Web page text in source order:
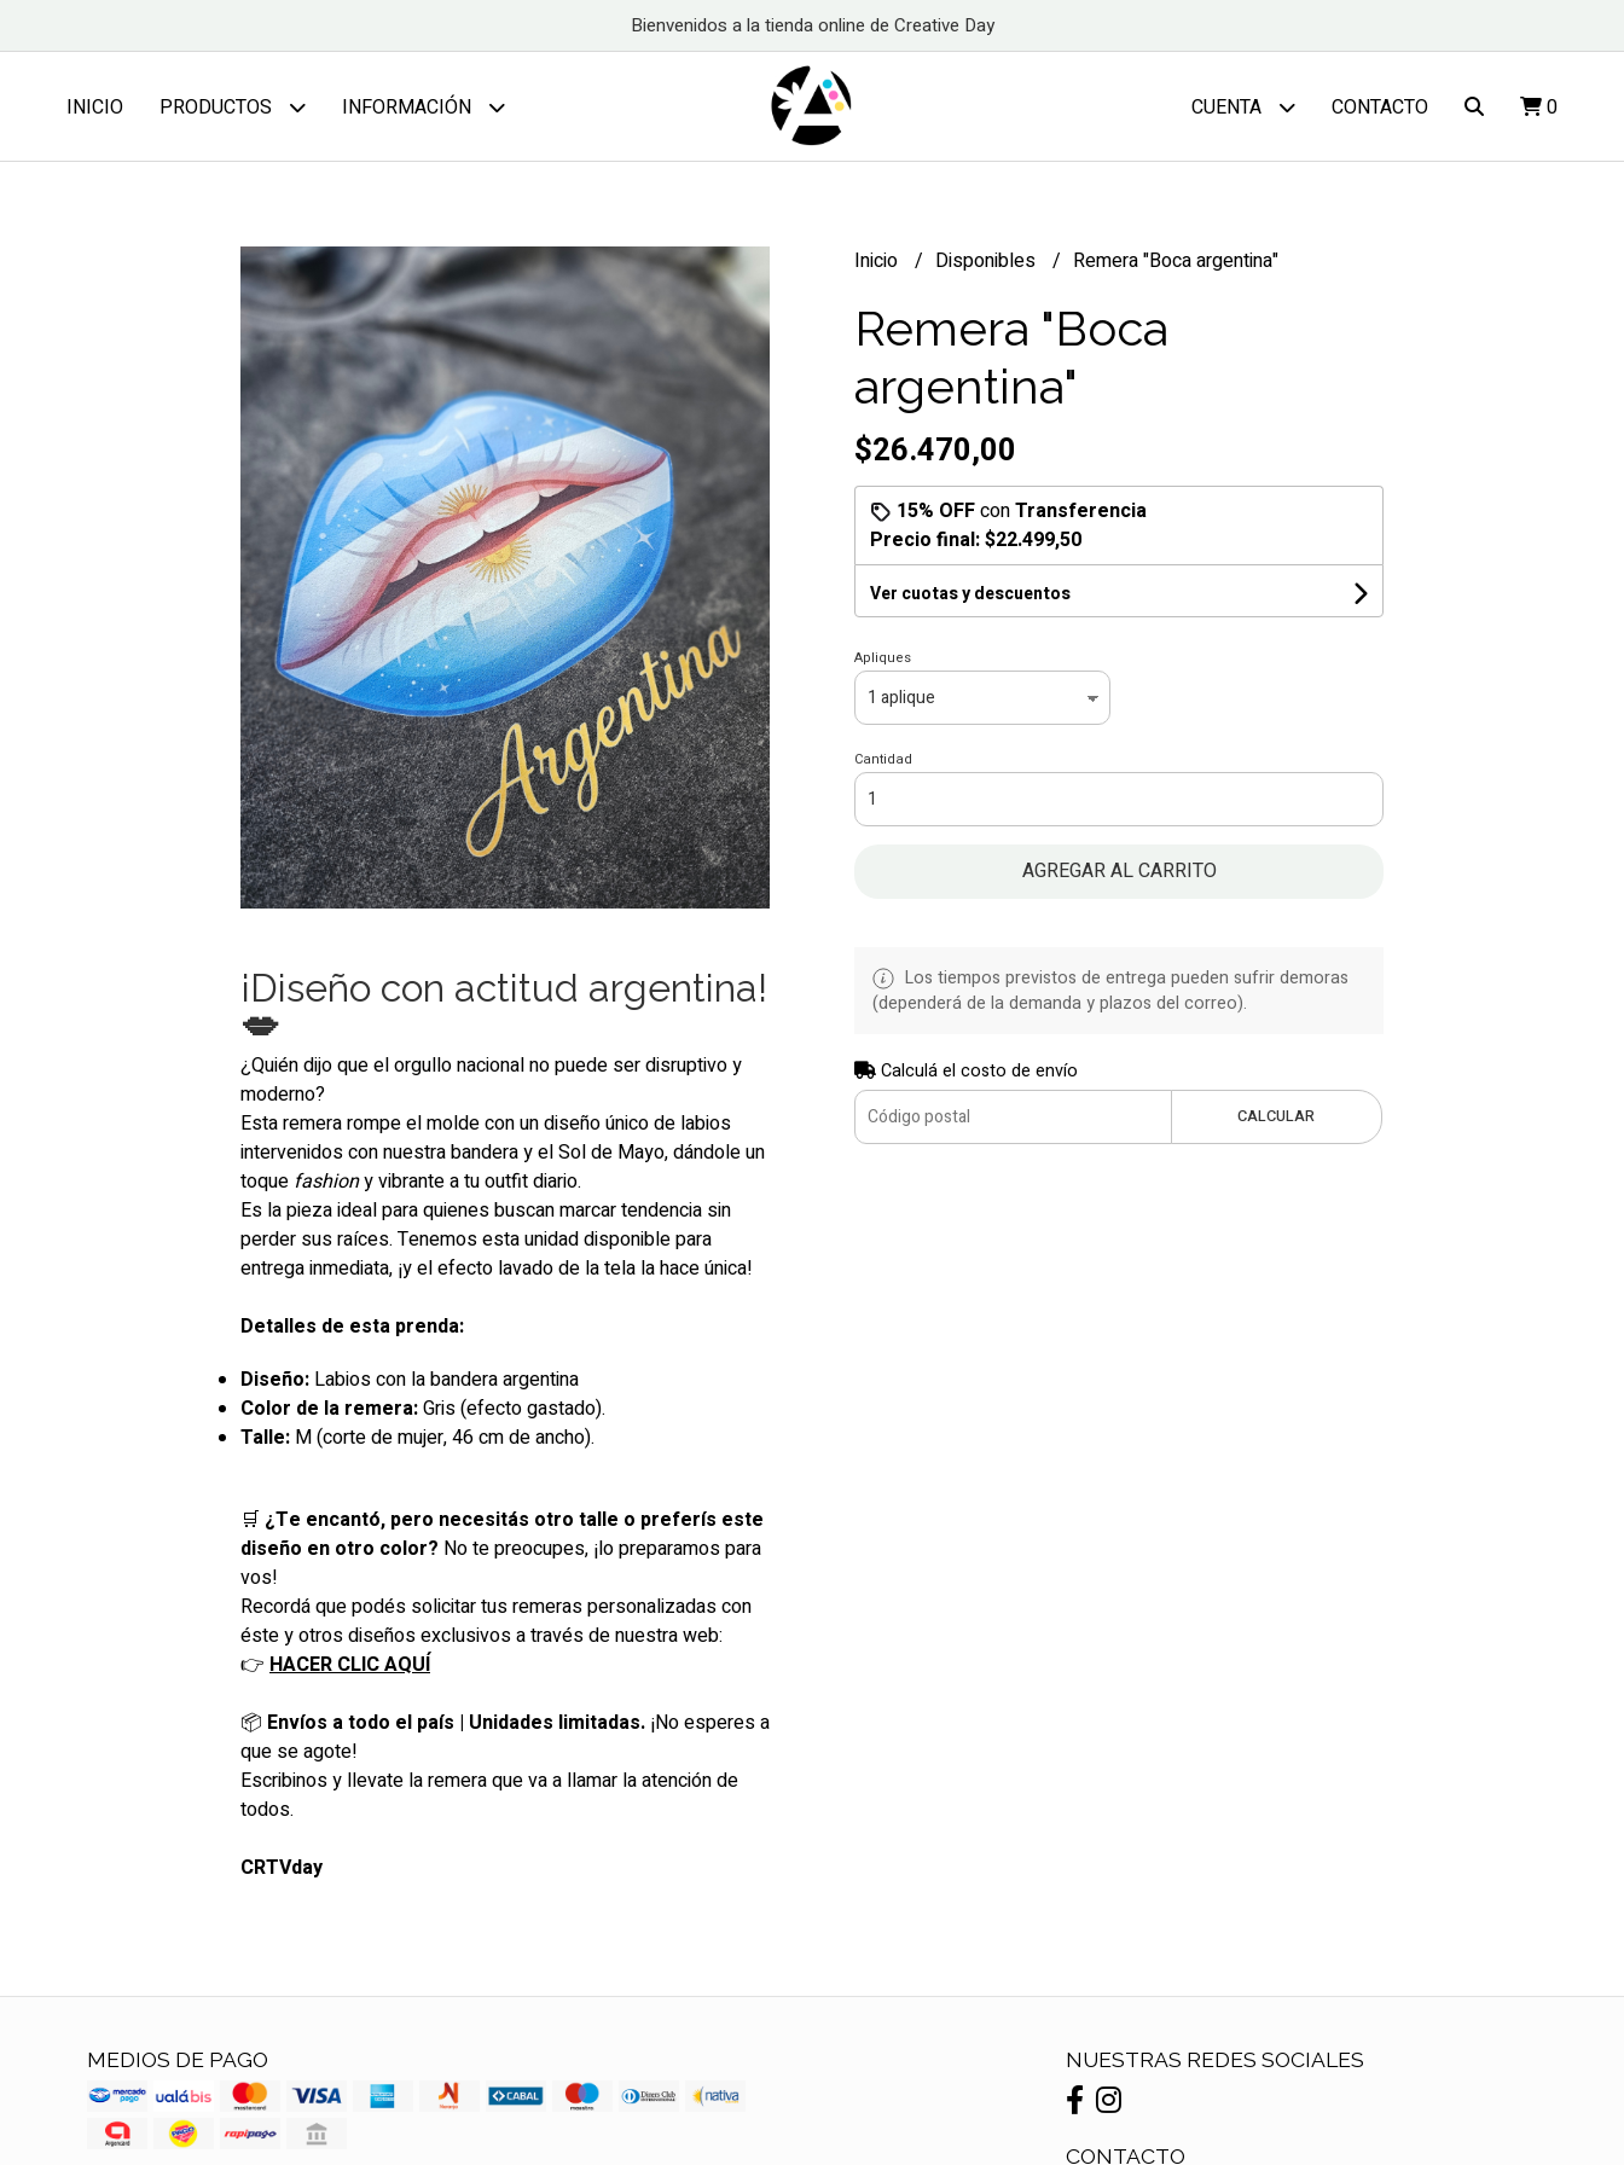
Bienvenidos a la tienda online de Creative Day
INICIO PRODUCTOS INFORMACIÓN CUENTA CONTACTO 0
¡Diseño con actitud argentina!
💋
¿Quién dijo que el orgullo nacional no puede ser disruptivo y
moderno?
Esta remera rompe el molde con un diseño único de labios
intervenidos con nuestra bandera y el Sol de Mayo, dándole un
toque fashiony vibrante a tu outfit diario.
Es la pieza ideal para quienes buscan marcar tendencia sin
perder sus raíces. Tenemos esta unidad disponible para
entrega inmediata, ¡y el efecto lavado de la tela la hace única!
Detalles de esta prenda:
Diseño: Labios con la bandera argentina
Color de la remera:Gris (efecto gastado).
Talle: M (corte de mujer, 46 cm de ancho).
🛒 ¿Te encantó, pero necesitás otro talle o preferís este
diseño en otro color? No te preocupes, ¡lo preparamos para
vos!
Recordá que podés solicitar tus remeras personalizadas con
éste y otros diseños exclusivos a través de nuestra web:
👉 HACER CLIC AQUÍ
📦 Envíos a todo el país | Unidades limitadas. ¡No esperes a
que se agote!
Escribinos y llevate la remera que va a llamar la atención de
todos.
CRTVday
Inicio Disponibles Remera "Boca argentina"
Remera "Boca
argentina"
$26.470,00
15% OFFconTransferencia
Precio final:$22.499,50
Ver cuotas y descuentos
Apliques
Cantidad
AGREGAR AL CARRITO
Los tiempos previstos de entrega pueden sufrir demoras
(dependerá de la demanda y plazos del correo).
Calculá el costo de envío
CALCULAR
MEDIOS DE PAGO NUESTRAS REDES SOCIALES
CONTACTO